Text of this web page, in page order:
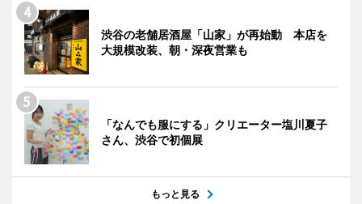
渋谷の老舗居酒屋「山家」が再始動 本店を
大規模改装、朝・深夜営業も
「なんでも服にする」クリエーター塩川夏子
さん、渋谷で初個展
もっと見る